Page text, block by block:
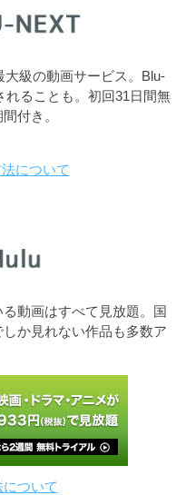
級の動画サービス。Blu-
ることも。初回31日間無
付き。
について
動画はすべて見放題。国
か見れない作品も多数ア
ついて